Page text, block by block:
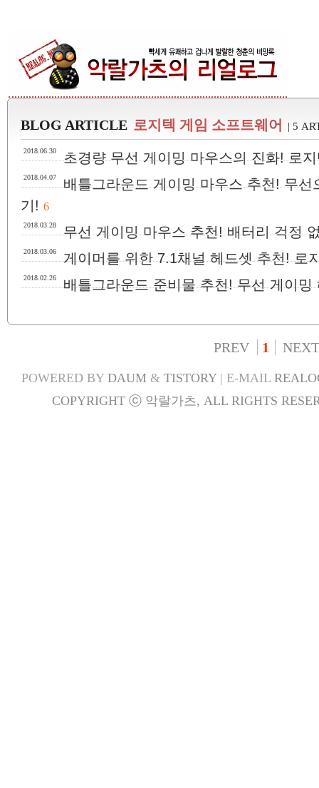
BLOG ARTICLE 로지텍 게임 소프트웨어 | 5
2018.06.30 초경량 무선 게이밍 마우스의 진화! 로
2018.04.07
배틀그라운드 게이밍 마우스 추천! 무
기! 6
2018.03.28 무선 게이밍 마우스 추천! 배터리 걱정
2018.03.06 게이머를 위한 7.1채널 헤드셋 추천! 로
2018.02.26 배틀그라운드 준비물 추천! 무선 게이밍
PREV 1 NEXT
POWERED BY DAUM& TISTORY| E-MAIL
COPYRIGHT ⓒ 악랄가츠, ALL RIGHTS